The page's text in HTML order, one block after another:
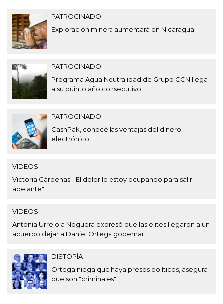
PATROCINADO
Exploración minera aumentará en Nicaragua
PATROCINADO
Programa Agua Neutralidad de Grupo CCN llega
a su quinto año consecutivo
PATROCINADO
CashPak, conocé las ventajas del dinero
electrónico
VIDEOS
Victoria Cárdenas: "El dolor lo estoy ocupando para salir
adelante"
VIDEOS
Antonia Urrejola Noguera expresó que las elites llegaron a un
acuerdo dejar a Daniel Ortega gobernar
DISTOPÍA
Ortega niega que haya presos políticos, asegura
que son "criminales"